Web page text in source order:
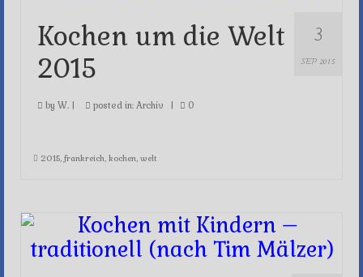
3
SEP 2015
Kochen um die Welt
2015
by W. | posted in: Archiv | 0
2015 frankreich kochen welt